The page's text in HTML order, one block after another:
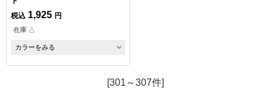
税込 1,925 円
在庫 △
カラーをみる
[301～307件]